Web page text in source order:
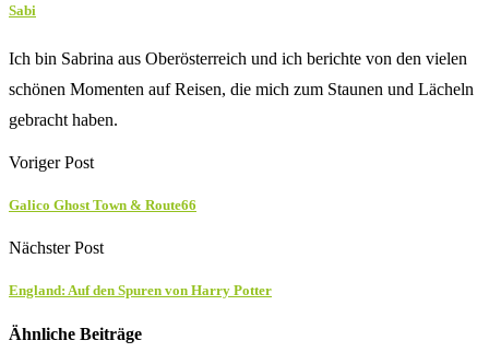
Sabi
Ich bin Sabrina aus Oberösterreich und ich berichte von den vielen
schönen Momenten auf Reisen, die mich zum Staunen und Lächeln
gebracht haben.
Voriger Post
Galico Ghost Town & Route66
Nächster Post
England: Auf den Spuren von Harry Potter
Ähnliche Beiträge